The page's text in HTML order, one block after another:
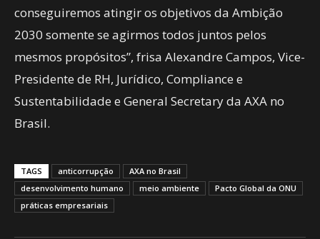
conseguiremos atingir os objetivos da Ambição
2030 somente se agirmos todos juntos pelos
mesmos propósitos”, frisa Alexandre Campos, Vice-
Presidente de RH, Jurídico, Compliance e
Sustentabilidade e General Secretary da AXA no
Brasil.
TAGS anticorrupção
AXA no Brasil
desenvolvimento humano
meio ambiente
Pacto Global da ONU
práticas empresariais